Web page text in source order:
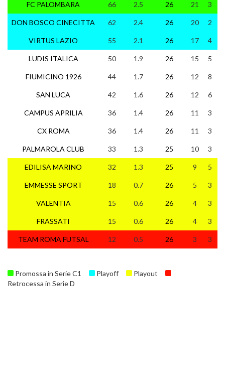
FC PALOMBARA
DON BOSCO CINECITTA
VIRTUS LAZIO
LUDIS ITALICA
FIUMICINO 1926
SAN LUCA
CAMPUS APRILIA
CX ROMA
PALMAROLA CLUB
EDILISA MARINO
EMMESSE SPORT
VALENTIA
FRASSATI
TEAM ROMA FUTSAL
66 2.5 26 21 3
62 2.4 26 20 2
55 2.1 26 17 4
50 1.9 26 15 5
44 1.7 26 12 8
42 1.6 26 12 6
36 1.4 26 11 3
36 1.4 26 11 3
33 1.3 25 10 3
32 1.3 25 9 5
18 0.7 26 5 3
15 0.6 26 4 3
15 0.6 26 4 3
12 0.5 26 3 3
Promossa in Serie C1 Playoff
Playout
Retrocessa in Serie D